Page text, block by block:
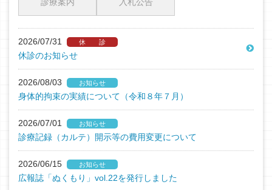
2026/07/31 休 診
休診のお知らせ
2026/08/03 お知らせ
身体的拘束の実績について（令和８年７月）
2026/07/01 お知らせ
診療記録（カルテ）開示等の費用変更について
2026/06/15 お知らせ
広報誌「ぬくもり」vol.22を発行しました